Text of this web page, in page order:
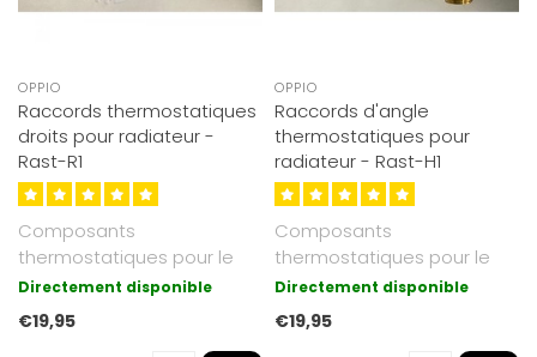
OPPIO
Raccords thermostatiques
droits pour radiateur -
Rast-R1
Composants
thermostatiques pour le
raccordement de
radiateurs panneaux,
verticau..
Directement disponible
€19,95
OPPIO
Raccords d'angle
thermostatiques pour
radiateur - Rast-H1
Composants
thermostatiques pour le
raccordement de
radiateurs panneaux,
verticau..
Directement disponible
€19,95